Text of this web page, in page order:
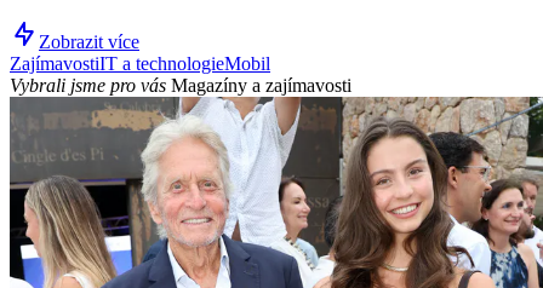
Zobrazit více
ZajímavostiIT a technologieMobil
Vybrali jsme pro vás Magazíny a zajímavosti